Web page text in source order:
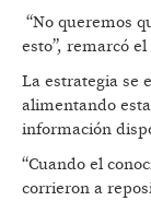
“No queremos
esto”, remarcó
La estrategia se
alimentando
información
“Cuando el
corrieron a